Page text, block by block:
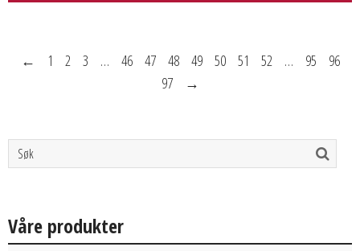
← 1 2 3 … 46 47 48 49 50 51 52 … 95
96
97
→
Våre produkter